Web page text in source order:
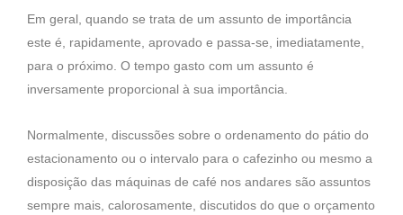
Em geral, quando se trata de um assunto de importância
este é, rapidamente, aprovado e passa-se, imediatamente,
para o próximo. O tempo gasto com um assunto é
inversamente proporcional à sua importância.
Normalmente, discussões sobre o ordenamento do pátio do
estacionamento ou o intervalo para o cafezinho ou mesmo a
disposição das máquinas de café nos andares são assuntos
sempre mais, calorosamente, discutidos do que o orçamento